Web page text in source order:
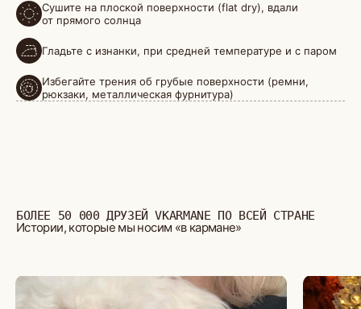
Сушите на плоской поверхности (flat dry), вдали
от прямого солнца
Гладьте с изнанки, при средней температуре и с паром
Избегайте трения об грубые поверхности (ремни,
рюкзаки, металлическая фурнитура)